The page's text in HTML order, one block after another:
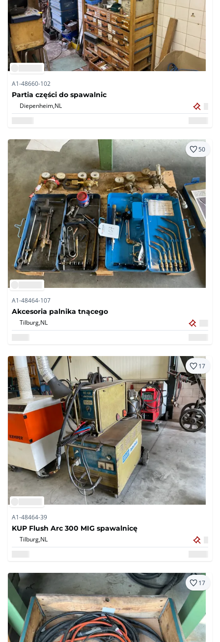
A1-48660-102
Partia części do spawalnic
Diepenheim,NL
50
A1-48464-107
Akcesoria palnika tnącego
Tilburg,NL
17
A1-48464-39
KUP Flush Arc 300 MIG spawalnicę
Tilburg,NL
17